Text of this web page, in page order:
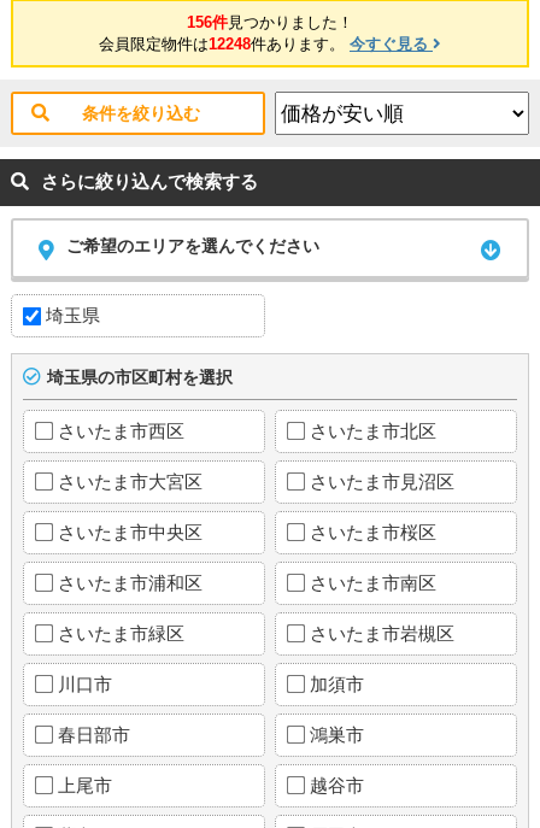
156件見つかりました！
会員限定物件は12248件あります。 今すぐ見る
条件を絞り込む
さらに絞り込んで検索する
ご希望のエリアを選んでください
埼玉県
埼玉県の市区町村を選択
さいたま市西区 さいたま市北区
さいたま市大宮区 さいたま市見沼区
さいたま市中央区 さいたま市桜区
さいたま市浦和区 さいたま市南区
さいたま市緑区 さいたま市岩槻区
川口市 加須市
春日部市 鴻巣市
上尾市 越谷市